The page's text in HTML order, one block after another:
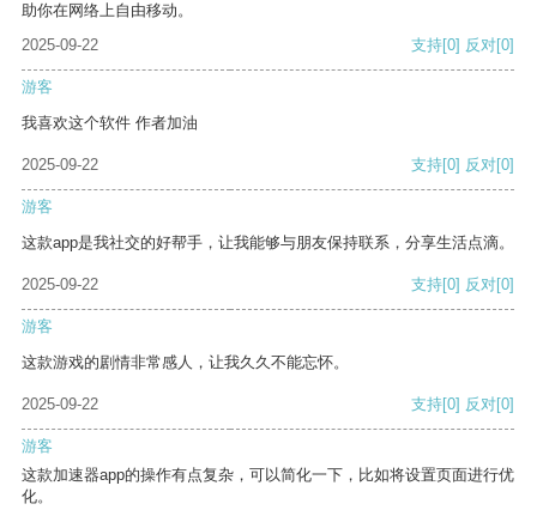
助你在网络上自由移动。
2025-09-22
支持[0] 反对[0]
游客
我喜欢这个软件 作者加油
2025-09-22 支持[0] 反对[0]
游客
这款app是我社交的好帮手，让我能够与朋友保持联系，分享生活点滴。
2025-09-22 支持[0] 反对[0]
游客
这款游戏的剧情非常感人，让我久久不能忘怀。
2025-09-22 支持[0] 反对[0]
游客
这款加速器app的操作有点复杂，可以简化一下，比如将设置页面进行优
化。